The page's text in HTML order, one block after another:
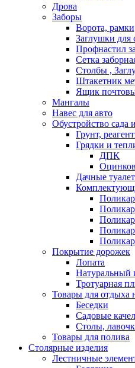
Дрова
Заборы
Ворота,
Заглушки для
Профнастил
Сетка
Столбы ,
Штакетник
Ящик
Мангалы
Навес для авто
Обустройство сада
Грунт,
Грядки и
ДПК
Дачные
Покрытие дорожек
Лопата
Натуральный
Тротуарная
Товары для отдыха
Беседки
Садовые
Столы,
Товары для полива
Столярные изделия
Лестничные